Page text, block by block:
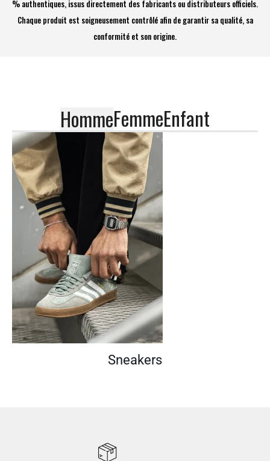
% authentiques, issus directement des fabricants ou distributeurs officiels.
Chaque produit est soigneusement contrôlé afin de garantir sa qualité, sa
conformité et son origine.
HommeFemmeEnfant
Sneakers